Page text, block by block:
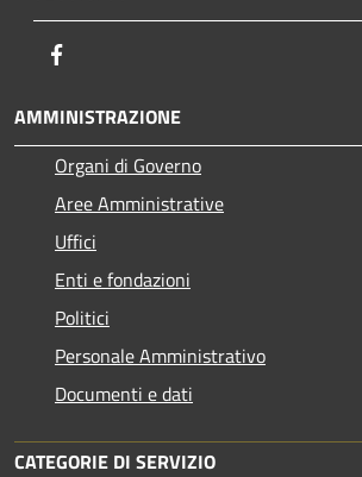
AMMINISTRAZIONE
Organi di Governo
Aree Amministrative
Uffici
Enti e fondazioni
Politici
Personale Amministrativo
Documenti e dati
CATEGORIE DI SERVIZIO